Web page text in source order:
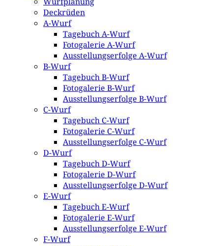
Deckrüden
A-Wurf
Tagebuch A-Wurf
Fotogalerie A-Wurf
Ausstellungserfolge A-Wurf
B-Wurf
Tagebuch B-Wurf
Fotogalerie B-Wurf
Ausstellungserfolge B-Wurf
C-Wurf
Tagebuch C-Wurf
Fotogalerie C-Wurf
Ausstellungserfolge C-Wurf
D-Wurf
Tagebuch D-Wurf
Fotogalerie D-Wurf
Ausstellungserfolge D-Wurf
E-Wurf
Tagebuch E-Wurf
Fotogalerie E-Wurf
Ausstellungserfolge E-Wurf
F-Wurf